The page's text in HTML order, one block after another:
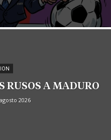
RUSOS A MADURO
2026